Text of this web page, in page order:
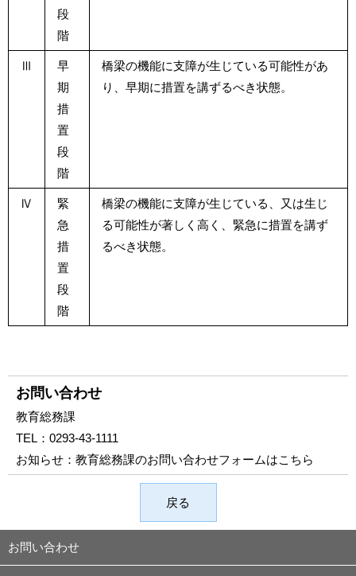
段
階
Ⅲ
早
期
措
置
段
階
橋梁の機能に支障が生じている可能性があ
り、早期に措置を講ずるべき状態。
Ⅳ
緊
急
措
置
段
階
橋梁の機能に支障が生じている、又は生じ
る可能性が著しく高く、緊急に措置を講ず
るべき状態。
お問い合わせ
教育総務課
TEL： 0293-43-1111
お知らせ： 教育総務課のお問い合わせフォームはこちら
戻る
お問い合わせ